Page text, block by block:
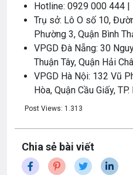
Hotline: 0929 000 444 |
Trụ sở: Lô O số 10,
Phường 3, Quận Bình
VPGD Đà Nẵng: 30
Thuận Tây, Quận Hải
VPGD Hà Nội: 132 Vũ
Hòa, Quận Cầu Giấy,
Post Views: 1.313
Chia sẻ bài viết